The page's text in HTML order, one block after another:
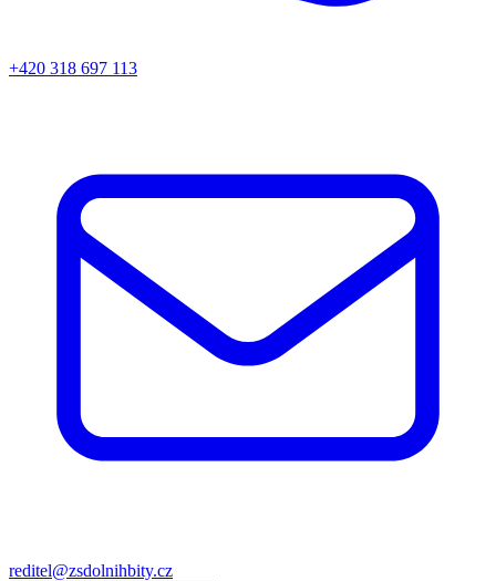
+420 318 697 113
reditel@zsdolnihbity.cz